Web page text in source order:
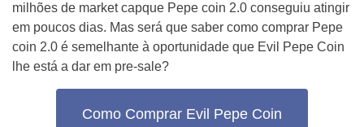
milhões de market capque Pepe coin 2.0 conseguiu atingir
em poucos dias. Mas será que saber como comprar Pepe
coin 2.0 é semelhante à oportunidade que Evil Pepe Coin
lhe está a dar em pre-sale?
Como Comprar Evil Pepe Coin